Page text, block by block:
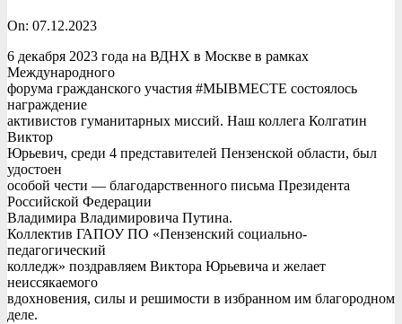
On: 07.12.2023
6 декабря 2023 года на ВДНХ в Москве в рамках
Международного
форума гражданского участия #МЫВМЕСТЕ состоялось
награждение
активистов гуманитарных миссий. Наш коллега Колгатин
Виктор
Юрьевич, среди 4 представителей Пензенской области, был
удостоен
особой чести — благодарственного письма Президента
Российской Федерации
Владимира Владимировича Путина.
Коллектив ГАПОУ ПО «Пензенский социально-
педагогический
колледж» поздравляем Виктора Юрьевича и желает
неиссякаемого
вдохновения, силы и решимости в избранном им благородном
деле.